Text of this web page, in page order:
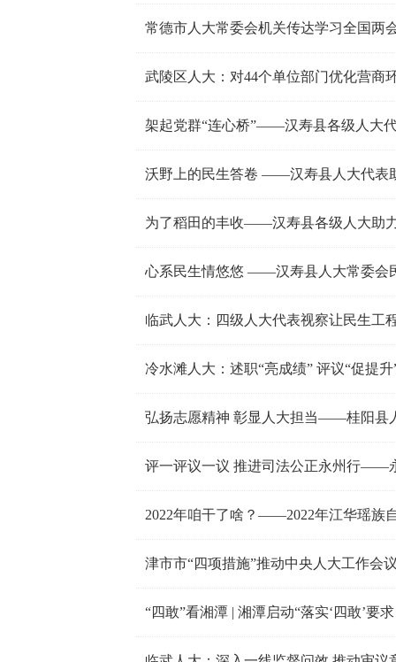
常德市人大常委会机关传达学习全国两
武陵区人大：对44个单位部门优化营商
架起党群“连心桥”——汉寿县各级人大
沃野上的民生答卷 ——汉寿县人大代表
为了稻田的丰收——汉寿县各级人大助
心系民生情悠悠 ——汉寿县人大常委会
临武人大：四级人大代表视察让民生工
冷水滩人大：述职“亮成绩” 评议“促提升
弘扬志愿精神 彰显人大担当——桂阳县
评一评议一议 推进司法公正永州行——
2022年咱干了啥？——2022年江华瑶族
津市市“四项措施”推动中央人大工作会
“四敢”看湘潭 | 湘潭启动“落实‘四敢’要